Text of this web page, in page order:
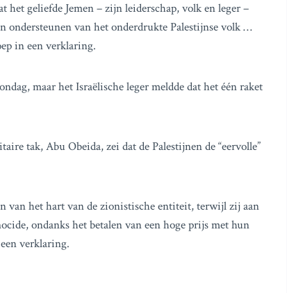
het geliefde Jemen – zijn leiderschap, volk en leger –
ondersteunen van het onderdrukte Palestijnse volk …
in een verklaring.
maar het Israëlische leger meldde dat het één raket
tak, Abu Obeida, zei dat de Palestijnen de “eervolle”
van het hart van de zionistische entiteit, terwijl zij aan
ondanks het betalen van een hoge prijs met hun
verklaring.